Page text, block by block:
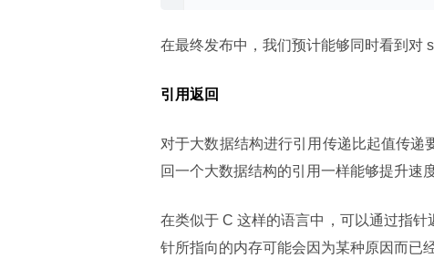
在最终发布中，我们预计能够同时看到对
引用返回
对于大数据结构进行引用传递比起值传
回一个大数据结构的引用一样能够提升速度
在类似于 C 这样的语言中，可以通过指
针所指向的内存可能会因为某种原因而已